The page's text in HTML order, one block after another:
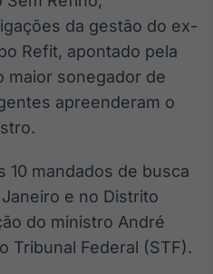
ativos
Broadcast
Datafeed
APIs para
conteúdos e
dados
Broadcast
Ticker
da gestão do ex-
Refit, apontado pela
maior sonegador de
apreenderam o
10 mandados de busca
e no Distrito
do ministro André
Tribunal Federal (STF).